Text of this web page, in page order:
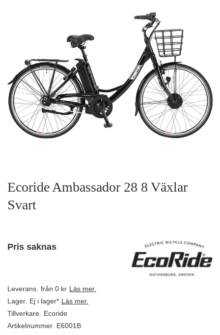
Ecoride Ambassador 28 8 Växlar
Svart
Pris saknas
Leverans. från 0 kr Läs mer.
Lager. Ej i lager* Läs mer.
Tillverkare.
Ecoride
Artikelnummer. E6001B